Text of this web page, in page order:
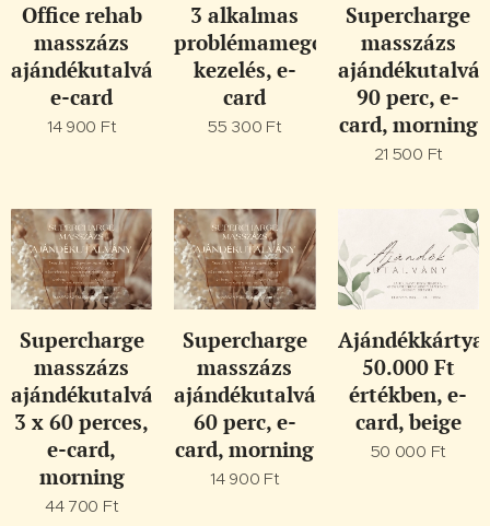
Office rehab
masszázs
ajándékutalvány,
e-card
14 900 Ft
3 alkalmas
problémamegoldó
kezelés, e-
card
55 300 Ft
Supercharge
masszázs
90 perc, e-
card, morning
21 500 Ft
Supercharge
masszázs
ajándékutalvány,
3 x 60 perces,
e-card,
morning
44 700 Ft
Supercharge
masszázs
ajándékutalvány
60 perc, e-
card, morning
14 900 Ft
Ajándékkártya
50.000 Ft
értékben, e-
card, beige
50 000 Ft